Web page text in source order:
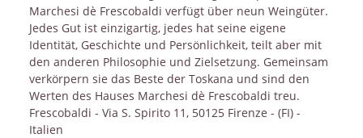
Marchesi dè Frescobaldi verfügt über neun Weingüter.
Jedes Gut ist einzigartig, jedes hat seine eigene
Identität, Geschichte und Persönlichkeit, teilt aber mit
den anderen Philosophie und Zielsetzung. Gemeinsam
verkörpern sie das Beste der Toskana und sind den
Werten des Hauses Marchesi dè Frescobaldi treu.
Frescobaldi - Via S. Spirito 11, 50125 Firenze - (FI) -
Italien